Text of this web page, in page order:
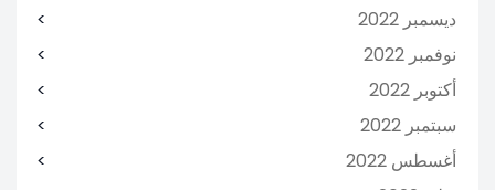
ديسمبر 2022
نوفمبر 2022
أكتوبر 2022
سبتمبر 2022
أغسطس 2022